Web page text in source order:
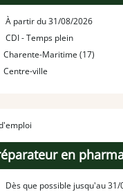
À partir du 31/08/2026
CDI - Temps plein
Charente-Maritime (17)
Centre-ville
en
Dès que possible jusqu'au